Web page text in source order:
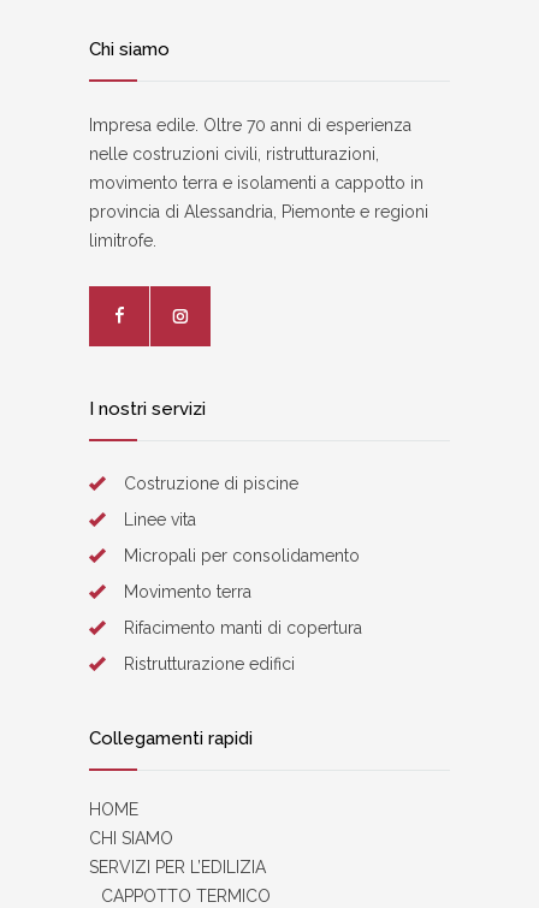
Chi siamo
Impresa edile. Oltre 70 anni di esperienza
nelle costruzioni civili, ristrutturazioni,
movimento terra e isolamenti a cappotto in
provincia di Alessandria, Piemonte e regioni
limitrofe.
I nostri servizi
Costruzione di piscine
Linee vita
Micropali per consolidamento
Movimento terra
Rifacimento manti di copertura
Ristrutturazione edifici
Collegamenti rapidi
HOME
CHI SIAMO
SERVIZI PER L’EDILIZIA
CAPPOTTO TERMICO